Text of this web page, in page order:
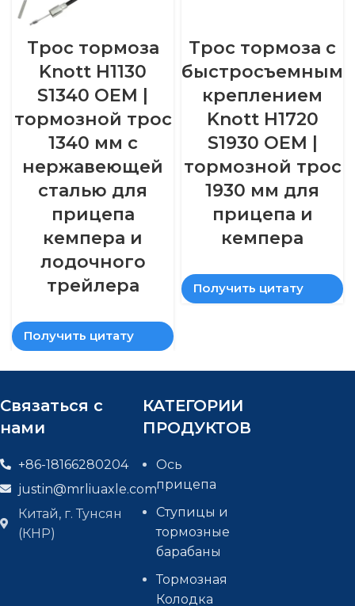
Трос тормоза
Knott H1130
S1340 OEM |
тормозной трос
1340 мм с
нержавеющей
сталью для
прицепа
кемпера и
лодочного
трейлера
Получить цитату
Трос тормоза с
быстросъемным
креплением
Knott H1720
S1930 OEM |
тормозной трос
1930 мм для
прицепа и
кемпера
Получить цитату
Связаться с
нами
+86-18166280204
justin@mrliuaxle.com
Китай, г. Тунсян
(КНР)
КАТЕГОРИИ
ПРОДУКТОВ
Ось
прицепа
Ступицы и
тормозные
барабаны
Тормозная
Колодка